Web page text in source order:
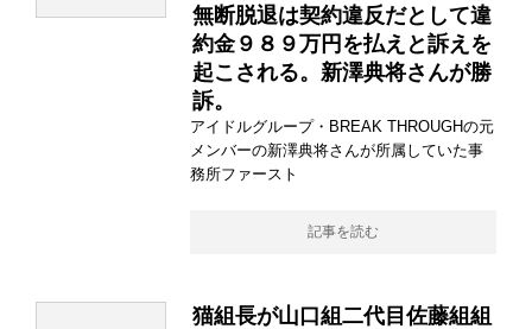
無断脱退は契約違反だとして違
約金９８９万円を払えと訴えを
起こされる。新澤典将さんが勝
訴。
アイドルグループ・BREAK THROUGHの元
メンバーの新澤典将さんが所属していた事
務所ファースト
記事を読む
猫組長が山口組二代目佐藤組組